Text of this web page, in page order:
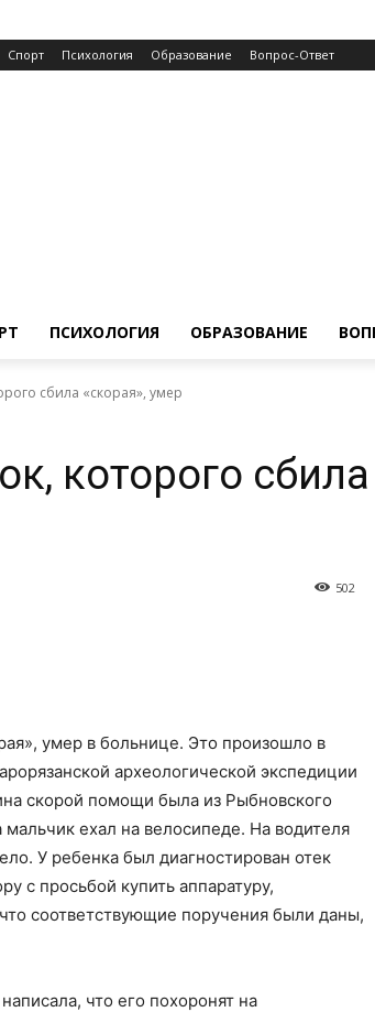
Спорт Психология Образование Вопрос-Ответ
ПСИХОЛОГИЯ ОБРАЗОВАНИЕ
сбила «скорая», умер
которого сбила
502
умер в больнице. Это произошло в
археологической экспедиции
скорой помощи была из Рыбновского
ехал на велосипеде. На водителя
У ребенка был диагностирован отек
с просьбой купить аппаратуру,
соответствующие поручения были даны,
что его похоронят на